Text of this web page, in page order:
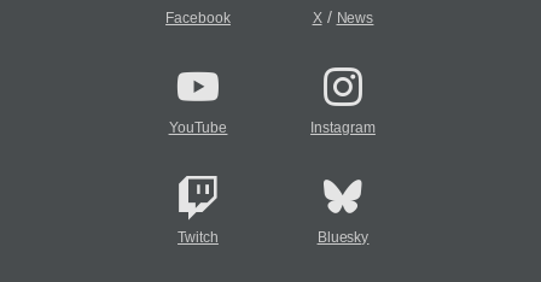
Facebook X/ News
YouTube Instagram
Twitch Bluesky